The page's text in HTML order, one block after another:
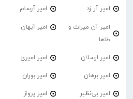
امیر آر زد امیر آرسام
امیر آن میراث و
طاها
امیر آیهان
امیر ارسلان امیر امیری
امیر برهان امیر‌ بوران
امیر بی‌نظیر امیر پرواز